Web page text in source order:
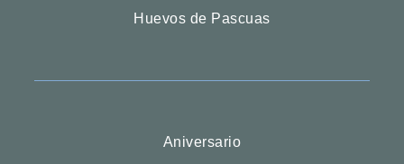
Huevos de Pascuas
Aniversario